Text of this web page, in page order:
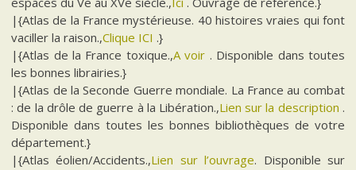
|{Atlas de la France mystérieuse. 40 histoires vraies qui font
vaciller la raison.,Clique ICI .}
|{Atlas de la France toxique.,A voir . Disponible dans toutes
les bonnes librairies.}
|{Atlas de la Seconde Guerre mondiale. La France au combat
: de la drôle de guerre à la Libération.,Lien sur la description .
Disponible dans toutes les bonnes bibliothèques de votre
département.}
|{Atlas éolien/Accidents.,Lien sur l’ouvrage. Disponible sur